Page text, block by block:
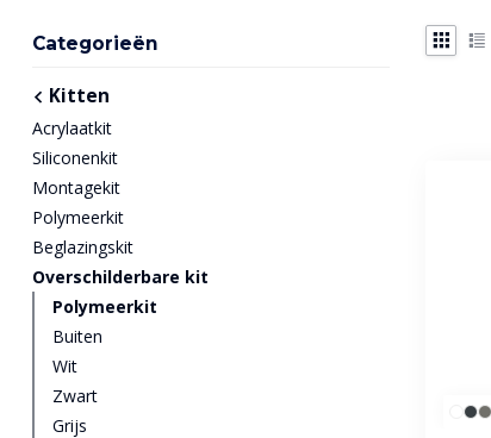
Categorieën
Kitten
Acrylaatkit
Siliconenkit
Montagekit
Polymeerkit
Beglazingskit
Overschilderbare kit
Polymeerkit
Buiten
Wit
Zwart
Grijs